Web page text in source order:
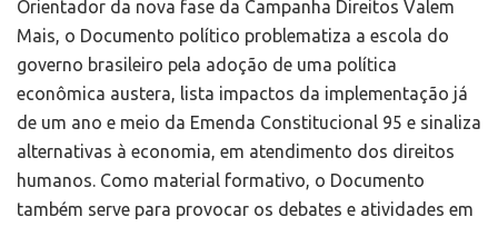
Orientador da nova fase da Campanha Direitos Valem
Mais, o Documento político problematiza a escola do
governo brasileiro pela adoção de uma política
econômica austera, lista impactos da implementação já
de um ano e meio da Emenda Constitucional 95 e sinaliza
alternativas à economia, em atendimento dos direitos
humanos. Como material formativo, o Documento
também serve para provocar os debates e atividades em